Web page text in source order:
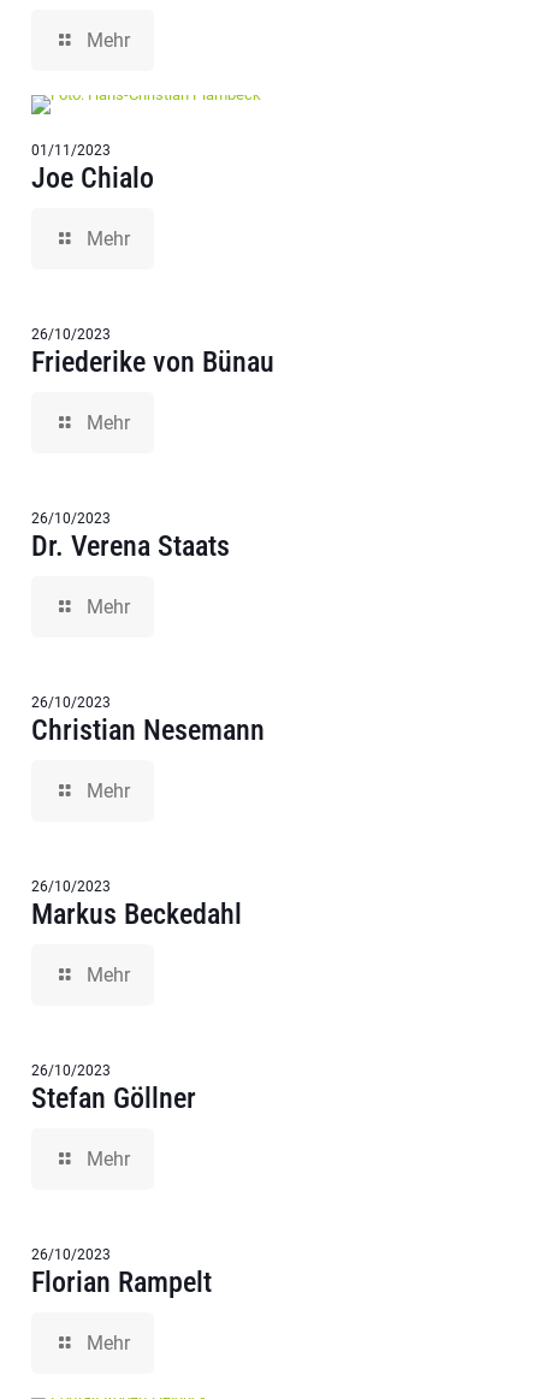
Mehr
01/11/2023
Joe Chialo
Mehr
26/10/2023
Friederike von Bünau
Mehr
26/10/2023
Dr. Verena Staats
Mehr
26/10/2023
Christian Nesemann
Mehr
26/10/2023
Markus Beckedahl
Mehr
26/10/2023
Stefan Göllner
Mehr
26/10/2023
Florian Rampelt
Mehr